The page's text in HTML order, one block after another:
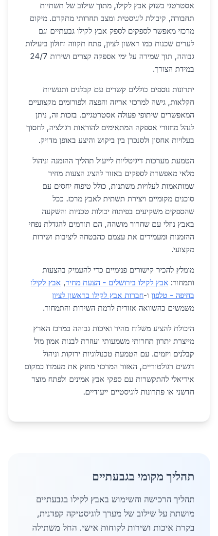
אסטרטגי בשוק אבץ לקילו, מתוך שילוב של תשתיות
תחבורה, קיבולת לוגיסטית ומצב תחרותי מתקדם. מיקום
מרכזי מאפשר לספקים לספק אבץ לקילו גבעתיים וגם
לערים שכנות כמו ראשון לציון, פתח תקווה וחולון ביעילות
גבוהה, תוך שמירה על ימי אספקה קצרים ושירות 24/7
במידת הצורך.
יתרונות נוספים כוללים קשרים עם קבלנים ותעשיות
חקלאות, גישה למרכזי אריזה והפצה ולפורומים מקצועיים
המאפשרים שיתופי פעולה אסטרטגיים. בזכות זה, ניתן
לנהל מחזורי אספקה המתאימים להוראות רגולציה, לחסוך
בעלויות אחסון ולסנכרן בין ביקוש והיצע באופן מדויק.
הטמעת מערכות דיגיטליות לייעול תהליך ההזמנה וניהול
מלאי מאפשרת לספקים באזור להציג הצעות מחיר
שמותאמות לעלויות משתנות, כולל טיפוח יחסים עם
סוכנים מקומיים ויצירת תשתית לאבץ מרכז. ככל
שהספקים משקיעים בפיתוח יכולות טכניות והשקעה
באבץ נוזלי עם שחרור מושהה, הם תורמים להגדלת נפחי
ההזמנות ומעמידים את עצמם כהבטחה ליציבות ושירות
מקצועי.
מומלץ להכיר קישורים פנימיים כדי להעמיק בהצעות
ותמחור: אבץ לקילו בירושלים - הצעת מחיר, אבץ לקילו
בחיפה - טלפון ו-חברות אבץ לקילו בראשון לציון
משמשים כהשוואה אזורית לרמת השירות והתמחור.
היכולת להציע משלוח מהיר ואיכות גבוהה במרכז הארץ
מייצרת יתרון תחרותי משמעותי ועוזרת לבנות אמון מול
קבלנים ויזמים. עם הטמעת טכנולוגיות ירוקות וניהול
דגשים רגולטוריים, האזור המרכזי מחזק את מעמדו כמקום
אידיאלי להתקשרות עם ספקי אבץ אמינים ולפתח מוצר
חדשני או פתרונות לוגיסטיים ייעודיים.
תהליך מקומי בגבעתיים
תהליך הרכישה והשימוש באבץ לקילו בגבעתיים
מושתת על שילוב של מערך לוגיסטיקה קפדנית,
בקרת איכות ושירות לקוחות אישי. החל משתילה